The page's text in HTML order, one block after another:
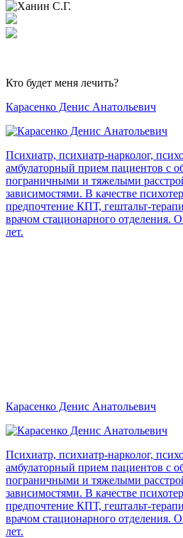
Кто будет меня лечить?
Карасенко Денис Анатольевич
Психиатр, психиатр-нарколог,
амбулаторный прием пациентов с
пограничными и тяжелыми
зависимостями. В качестве
предпочтение КПТ, гештальт-
врачом стационарного отделения.
лет.
Карасенко Денис Анатольевич
Психиатр, психиатр-нарколог,
амбулаторный прием пациентов с
пограничными и тяжелыми
зависимостями. В качестве
предпочтение КПТ, гештальт-
врачом стационарного отделения.
лет.